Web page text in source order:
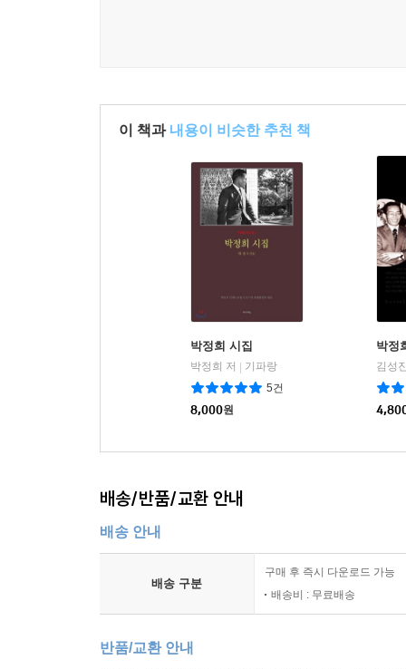
이 책과 내용이 비슷한 추천 책
박정희 시집
박정희 저 | 기파랑
5건
8,000원
박정
김성
배송/반품/교환 안내
배송 안내
배송 구분
구매 후 즉시 다운로드 가능
배송비 : 무료배송
반품/교환 안내